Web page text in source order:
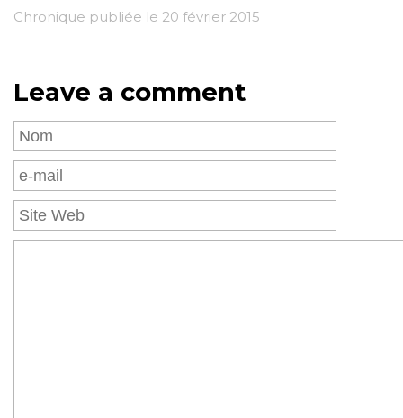
Chronique publiée le 20 février 2015
Leave a comment